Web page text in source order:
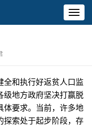
和执行好返贫人口监
级地方政府坚决打赢脱
体要求。当前，许多地
探索处于起步阶段，存